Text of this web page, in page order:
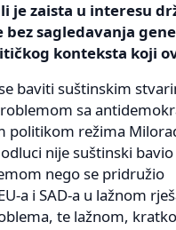
je zaista u interesu
sagledavanja
konteksta koji
baviti suštinskim
sa
politikom režima
nije suštinski
nego se pridružio
a i SAD-a u lažnom
te lažnom,